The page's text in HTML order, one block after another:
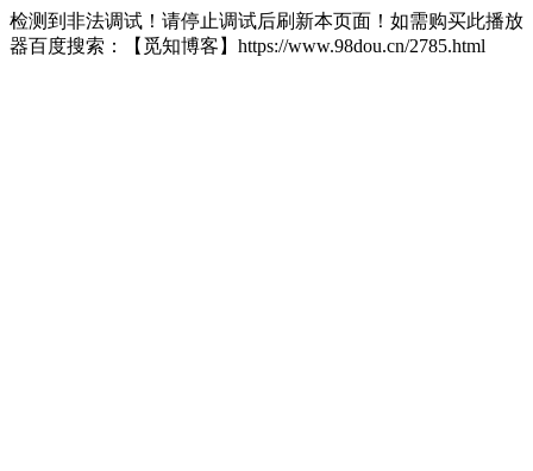
检测到非法调试！请停止调试后刷新本页面！如需购买此播放
器百度搜索：【觅知博客】https://www.98dou.cn/2785.html